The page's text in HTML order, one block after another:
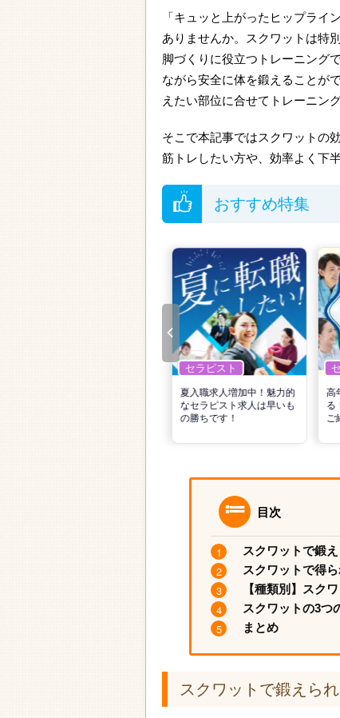
「キュッと上がったヒップラ
ありませんか。スクワットは特
脚づくりに役立つトレーニング
ながら安全に体を鍛えることが
えたい部位に合せてトレーニン
そこで本記事ではスクワットの
筋トレしたい方や、効率よく下
おすすめ特集
セラピスト
夏入職求人増加中！魅力的
なセラピスト求人は早いも
の勝ちです！
高
る
ご
目次
スクワットで鍛
スクワットで得
【種類別】スク
スクワットの3つ
まとめ
スクワットで鍛えら